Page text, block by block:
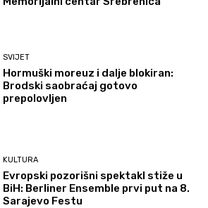
SVIJET
Hormuški moreuz i dalje blokiran:
Brodski saobraćaj gotovo
prepolovljen
KULTURA
Evropski pozorišni spektakl stiže u
BiH: Berliner Ensemble prvi put na 8.
Sarajevo Festu